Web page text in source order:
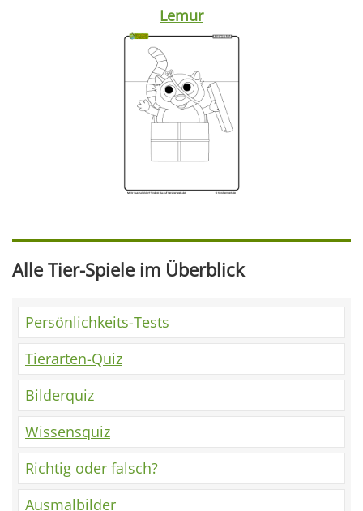
Lemur
Alle Tier-Spiele im Überblick
Persönlichkeits-Tests
Tierarten-Quiz
Bilderquiz
Wissensquiz
Richtig oder falsch?
Ausmalbilder